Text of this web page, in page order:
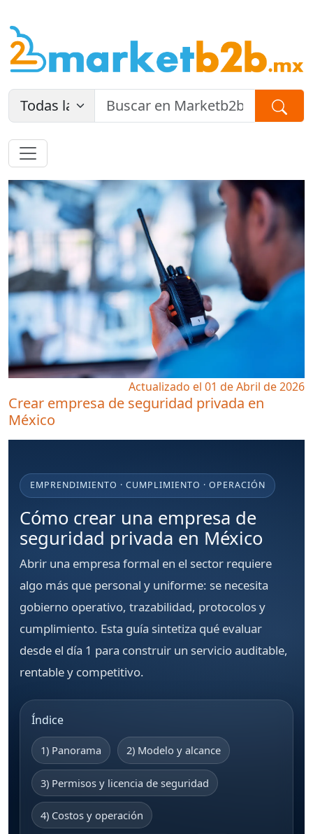
Actualizado el 01 de Abril de 2026
Crear empresa de seguridad privada en
México
EMPRENDIMIENTO · CUMPLIMIENTO · OPERACIÓN
Cómo crear una empresa de
seguridad privada en México
Abrir una empresa formal en el sector requiere
algo más que personal y uniforme: se necesita
gobierno operativo, trazabilidad, protocolos y
cumplimiento. Esta guía sintetiza qué evaluar
desde el día 1 para construir un servicio auditable,
rentable y competitivo.
Índice
1) Panorama 2) Modelo y alcance
3) Permisos y licencia de seguridad
4) Costos y operación